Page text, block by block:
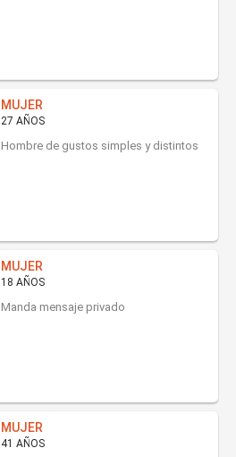
MUJER
27 AÑOS
Hombre de gustos simples y distintos
MUJER
18 AÑOS
Manda mensaje privado
MUJER
41 AÑOS